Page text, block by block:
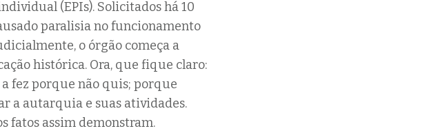
(EPIs). Solicitados há 10
paralisia no funcionamento
o órgão começa a
histórica. Ora, que fique claro:
fez porque não quis; porque
a autarquia e suas atividades.
fatos assim demonstram.